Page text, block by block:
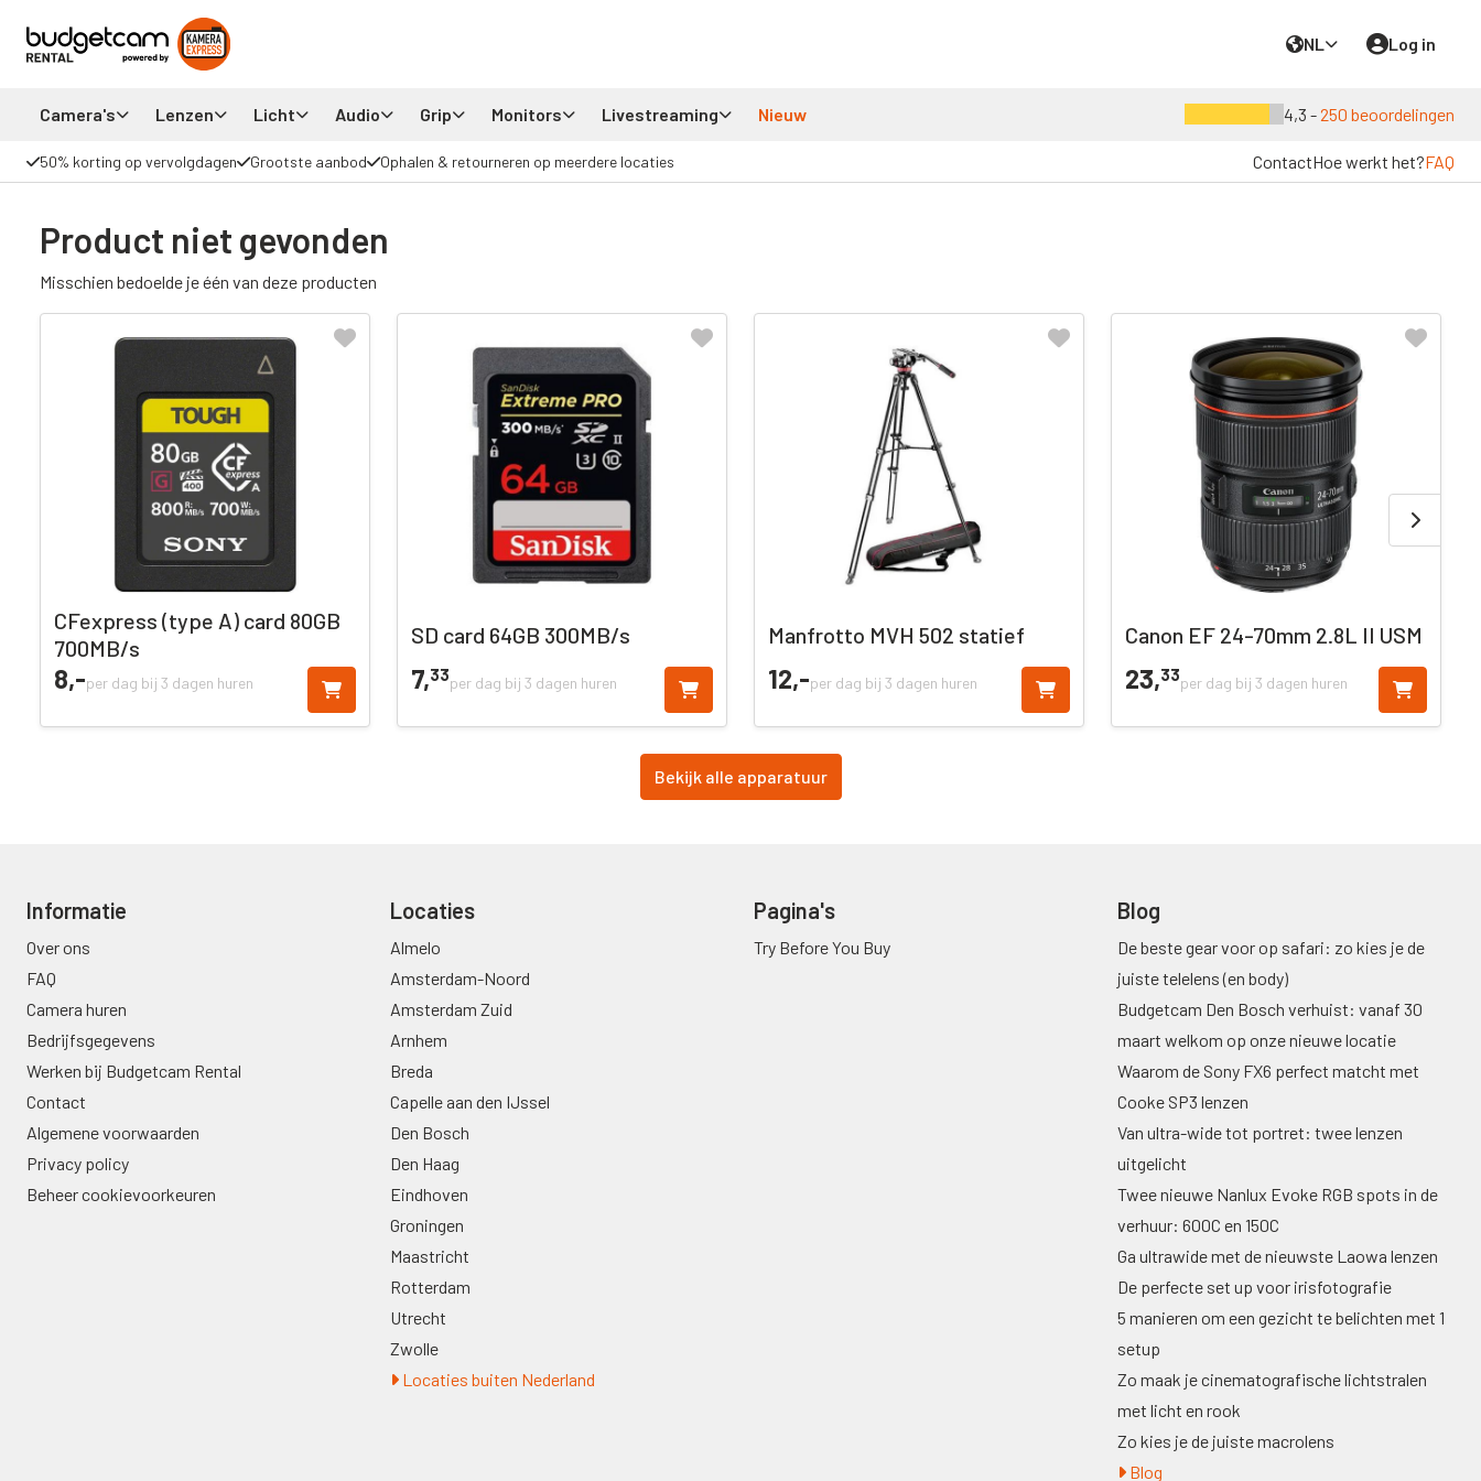
NL Log in
Camera's Lenzen Licht Audio Grip Monitors Livestreaming Nieuw 4,3 -250 beoordelingen
50% korting op vervolgdagen Grootste aanbod Ophalen & retourneren op meerdere locaties ContactHoe werkt het?FAQ
Product niet gevonden
Misschien bedoelde je één van deze producten
CFexpress (type A) card 80GB
700MB/s
8,-per dag bij 3 dagen huren
SD card 64GB 300MB/s
7,33per dag bij 3 dagen huren
Manfrotto MVH 502 statief
12,-per dag bij 3 dagen huren
Canon EF 24-70mm 2.8L II USM
23,33per dag bij 3 dagen huren
Bekijk alle apparatuur
Informatie
Over ons
FAQ
Camera huren
Bedrijfsgegevens
Werken bij Budgetcam Rental
Contact
Algemene voorwaarden
Privacy policy
Beheer cookievoorkeuren
Locaties
Almelo
Amsterdam-Noord
Amsterdam Zuid
Arnhem
Breda
Capelle aan den IJssel
Den Bosch
Den Haag
Eindhoven
Groningen
Maastricht
Rotterdam
Utrecht
Zwolle
Locaties buiten Nederland
Pagina's
Try Before You Buy
Blog
De beste gear voor op safari: zo kies je de
juiste telelens (en body)
Budgetcam Den Bosch verhuist: vanaf 30
maart welkom op onze nieuwe locatie
Waarom de Sony FX6 perfect matcht met
Cooke SP3 lenzen
Van ultra-wide tot portret: twee lenzen
uitgelicht
Twee nieuwe Nanlux Evoke RGB spots in de
verhuur: 600C en 150C
Ga ultrawide met de nieuwste Laowa lenzen
De perfecte set up voor irisfotografie
5 manieren om een gezicht te belichten met 1
setup
Zo maak je cinematografische lichtstralen
met licht en rook
Zo kies je de juiste macrolens
Blog